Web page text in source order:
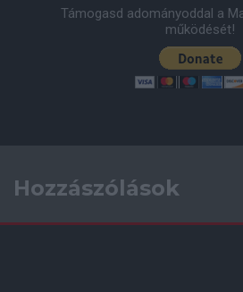
Támogasd adományoddal a
működését!
Hozzászólások